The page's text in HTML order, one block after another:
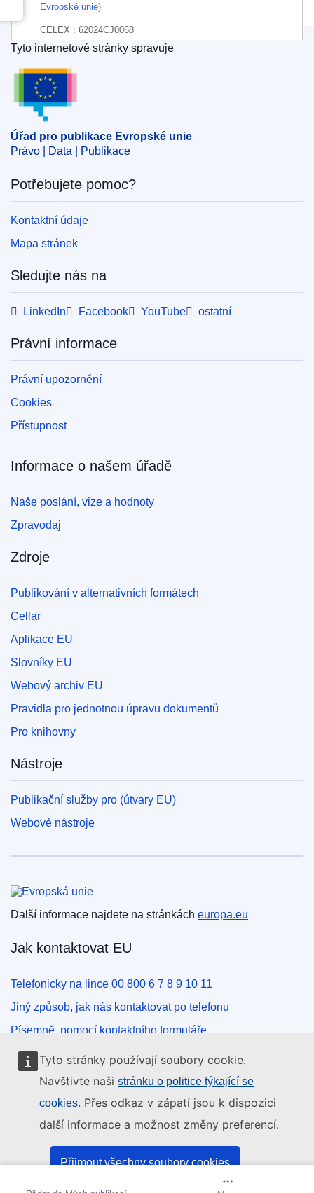
Tyto stránky používají soubory cookie.
Navštivte naši stránku o politice týkající se
cookies. Přes odkaz v zápatí jsou k dispozici
další informace a možnost změny preferencí.
Přijmout všechny soubory cookies
Evropské unie)
CELEX : 62024CJ0068
ECLI : ECLI:EU:C:2025:607
Úřad pro publikace Evropské unie
Tyto internetové stránky spravuje
Úřad pro publikace Evropské unie
Právo | Data | Publikace
Potřebujete pomoc?
Kontaktní údaje
Mapa stránek
Sledujte nás na
LinkedIn Facebook YouTube ostatní
Právní informace
Právní upozornění
Cookies
Přístupnost
Informace o našem úřadě
Naše poslání, vize a hodnoty
Zpravodaj
Zdroje
Publikování v alternativních formátech
Cellar
Aplikace EU
Slovníky EU
Webový archiv EU
Pravidla pro jednotnou úpravu dokumentů
Pro knihovny
Nástroje
Publikační služby pro (útvary EU)
Webové nástroje
Další informace najdete na stránkách europa.eu
Jak kontaktovat EU
Telefonicky na lince 00 800 6 7 8 9 10 11
Jiný způsob, jak nás kontaktovat po telefonu
Písemně, pomocí kontaktního formuláře
Osobně, v kontaktním místě EU
Vyhledávání informačních kanálů EU v sociálních médiích
Orgány a instituce EU